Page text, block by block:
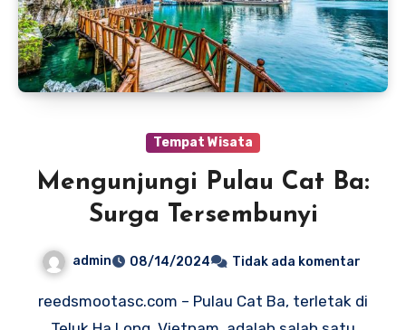
Tempat Wisata
Mengunjungi Pulau Cat Ba:
Surga Tersembunyi
admin 08/14/2024 Tidak ada komentar
reedsmootasc.com – Pulau Cat Ba, terletak di